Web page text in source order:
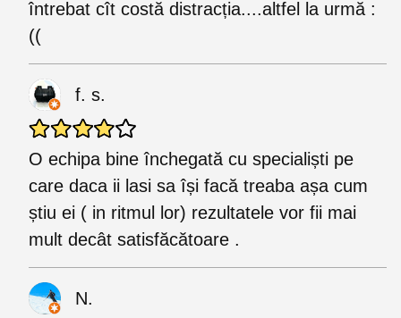
întrebat cît costă distracția....altfel la urmă :
((
f. s.
O echipa bine închegată cu specialiști pe
care daca ii lasi sa își facă treaba așa cum
știu ei ( in ritmul lor) rezultatele vor fii mai
mult decât satisfăcătoare .
N.